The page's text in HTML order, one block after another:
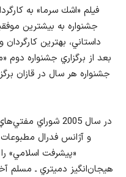
فيلم «اشك سرما» به
جشنواره به بيشترين
بعد از برگزاري جشنواره
جشنواره هر سال در قازان
در سال 2005 شوراي
و آژانس فدرال
«پيشرفت اسلامي»
هيجان‌انگيز دميتري ـ مسلم